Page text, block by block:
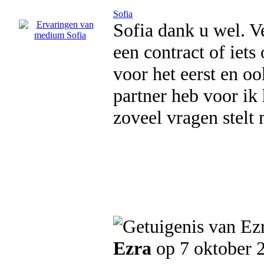
Sofia
Sofia dank u wel.
een contract of iets
voor het eerst en
partner heb voor ik
zoveel vragen stelt
Ezra op 7 oktober